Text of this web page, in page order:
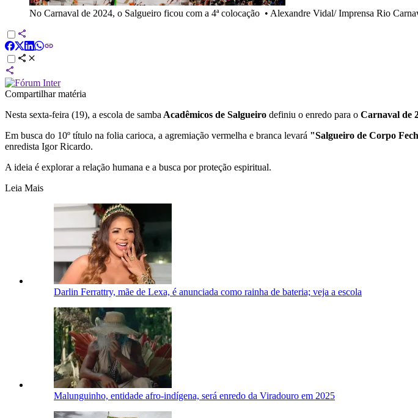
No Carnaval de 2024, o Salgueiro ficou com a 4ª colocação • Alexandre Vidal/ Imprensa Rio
Compartilhar matéria
Nesta sexta-feira (19), a escola de samba Acadêmicos de Salgueiro definiu o enredo para o Carnaval de
Em busca do 10º título na folia carioca, a agremiação vermelha e branca levará "Salgueiro de Corpo
enredista Igor Ricardo.
A ideia é explorar a relação humana e a busca por proteção espiritual.
Leia Mais
Darlin Ferrattry, mãe de Lexa, é anunciada como rainha de bateria; veja a escola
Malunguinho, entidade afro-indígena, será enredo da Viradouro em 2025